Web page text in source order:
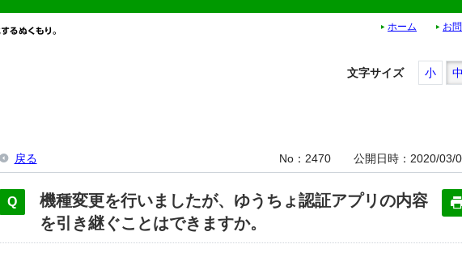
ホーム お
文字サイズ 小 中
戻る No 2470 公開日時 2020/03/
機種変更を行いましたが、ゆうちょ認証アプリの内容
を引き継ぐことはできますか。